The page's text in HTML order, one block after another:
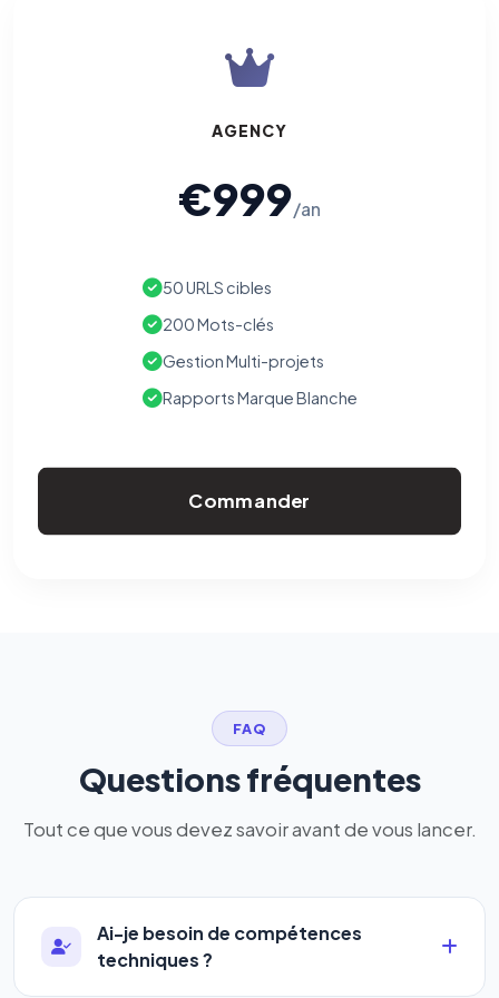
AGENCY
€999/an
50 URLS cibles
200 Mots-clés
Gestion Multi-projets
Rapports Marque Blanche
Commander
FAQ
Questions fréquentes
Tout ce que vous devez savoir avant de vous lancer.
Ai-je besoin de compétences
techniques ?